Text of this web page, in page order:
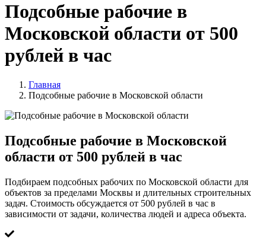
Подсобные рабочие в
Московской области от 500
рублей в час
Главная
Подсобные рабочие в Московской области
Подсобные рабочие в Московской
области от 500 рублей в час
Подбираем подсобных рабочих по Московской области для
объектов за пределами Москвы и длительных строительных
задач. Стоимость обсуждается от 500 рублей в час в
зависимости от задачи, количества людей и адреса объекта.